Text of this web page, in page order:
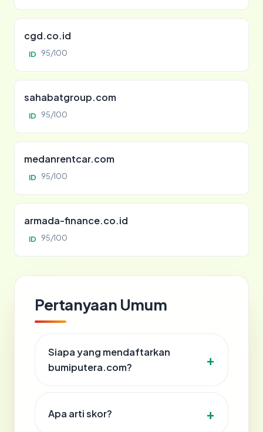
cgd.co.id
ID 95/100
sahabatgroup.com
ID 95/100
medanrentcar.com
ID 95/100
armada-finance.co.id
ID 95/100
Pertanyaan Umum
Siapa yang mendaftarkan
bumiputera.com?
Apa arti skor?